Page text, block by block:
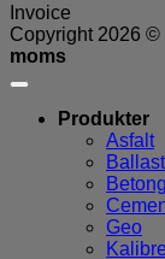
Invoice
Copyright 2026 ©
moms
Produkter
Asfalt
Ballast
Betong
Geo